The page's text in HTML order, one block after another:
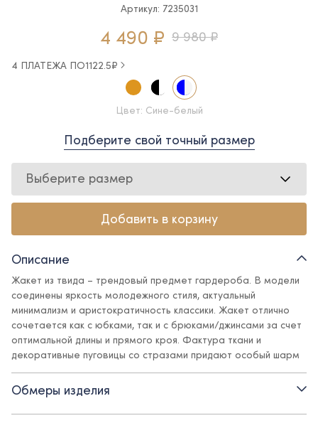
Артикул: 7235031
4 490 ₽ 9 980 ₽
4 ПЛАТЕЖА ПО1122.5₽
Цвет: Сине-белый
Подберите свой точный размер
Выберите размер
Добавить в корзину
Описание
Жакет из твида – трендовый предмет гардероба. В модели
соединены яркость молодежного стиля, актуальный
минимализм и аристократичность классики. Жакет отлично
сочетается как с юбками, так и с брюками/джинсами за счет
оптимальной длины и прямого кроя. Фактура ткани и
декоративные пуговицы со стразами придают особый шарм
и элегантность, а поливискозная подкладка обеспечит
комфорт.
Детали:
Обмеры изделия